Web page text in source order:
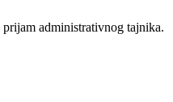
administrativnog tajnika.